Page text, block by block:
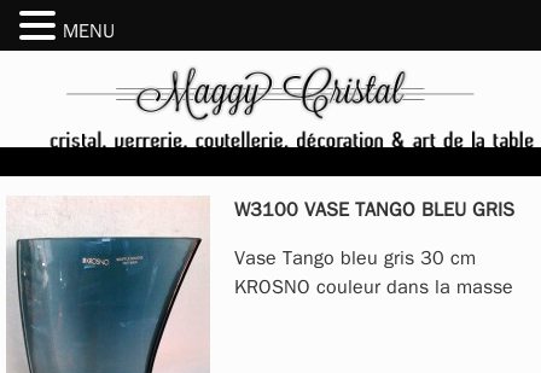
W3100 VASE TANGO BLEU GRIS
Vase Tango bleu gris 30 cm
KROSNO couleur dans la masse
MENU